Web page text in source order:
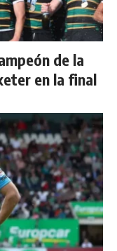
de la
en la final